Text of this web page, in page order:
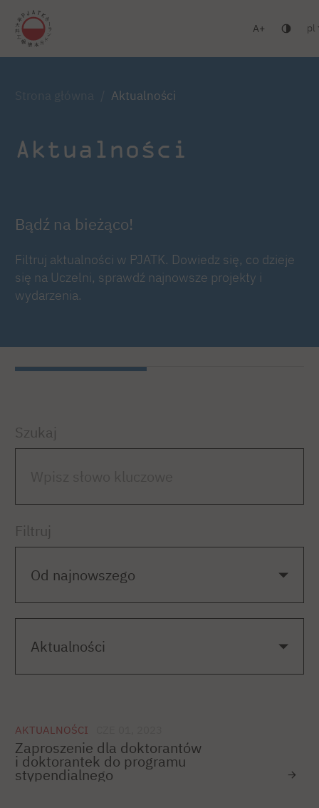
Warszawa Gdańsk Liceum Studia podyplomowe
A pl
Aktualności
Aktualności
Bądź na bieżąco!
Filtruj aktualności w PJATK. Dowiedz się, co dzieje
się na Uczelni, sprawdź najnowsze projekty i
wydarzenia.
Szukaj
Filtruj
AKTUALNOŚCI
Zaproszenie dla doktorantów
i doktorantek do programu
stypendialnego